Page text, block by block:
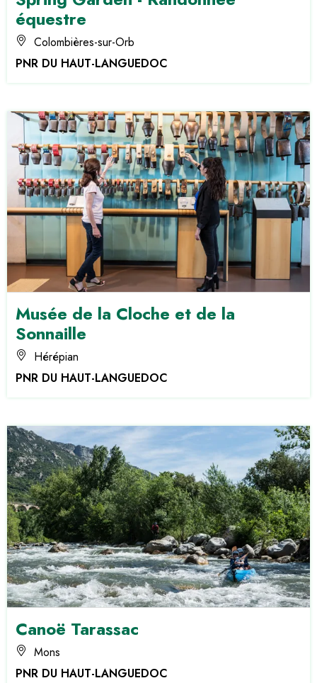
équestre
Colombières-sur-Orb
PNR DU HAUT-LANGUEDOC
Musée de la Cloche et de la
Sonnaille
Hérépian
PNR DU HAUT-LANGUEDOC
Canoë Tarassac
Mons
PNR DU HAUT-LANGUEDOC